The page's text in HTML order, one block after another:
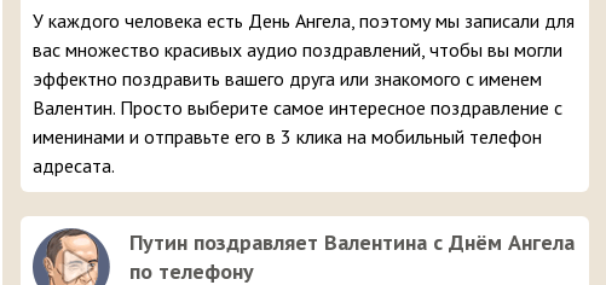
У каждого человека есть День Ангела, поэтому мы записали для
вас множество красивых аудио поздравлений, чтобы вы могли
эффектно поздравить вашего друга или знакомого с именем
Валентин. Просто выберите самое интересное поздравление с
именинами и отправьте его в 3 клика на мобильный телефон
адресата.
Путин поздравляет Валентина с Днём Ангела
по телефону